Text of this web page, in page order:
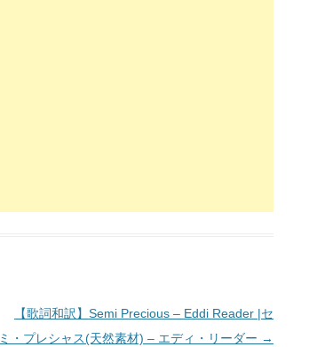
【歌詞和訳】Semi Precious – Eddi Reader |セ
ミ・プレシャス(天然素材) – エディ・リーダー →